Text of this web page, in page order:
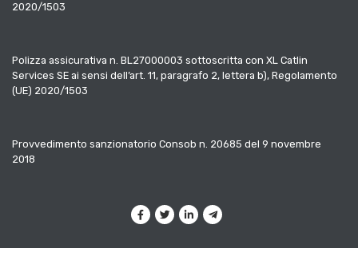
2020/1503
Polizza assicurativa n. BL27000003 sottoscritta con XL Catlin
Services SE ai sensi dell’art. 11, paragrafo 2, lettera b), Regolamento
(UE) 2020/1503
Provvedimento sanzionatorio Consob n. 20685 del 9 novembre
2018